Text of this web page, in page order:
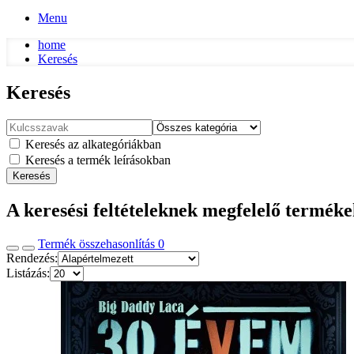
Menu
home
Keresés
Keresés
Keresés az alkategóriákban
Keresés a termék leírásokban
Keresés
A keresési feltételeknek megfelelő
Termék összehasonlítás 0
Rendezés:
Listázás: